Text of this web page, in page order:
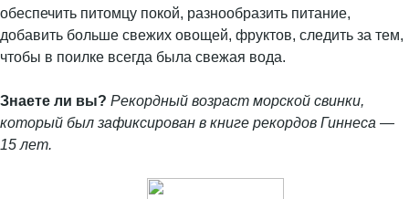
обеспечить питомцу покой, разнообразить питание,
добавить больше свежих овощей, фруктов, следить за тем,
чтобы в поилке всегда была свежая вода.
Знаете ли вы? Рекордный возраст морской свинки,
который был зафиксирован в книге рекордов Гиннеса —
15 лет.